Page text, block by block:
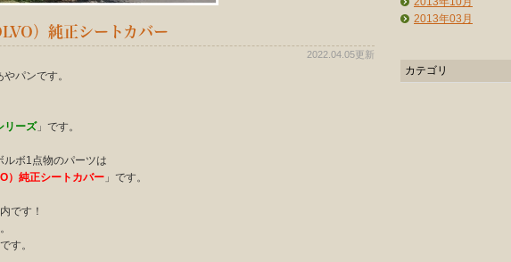
）純正シートカバー
2022.04.05更新
パンです。
リーズ」です。
ルボ1点物のパーツは
）純正シートカバー 」です。
です！
です。
2013年03月
カテゴリ